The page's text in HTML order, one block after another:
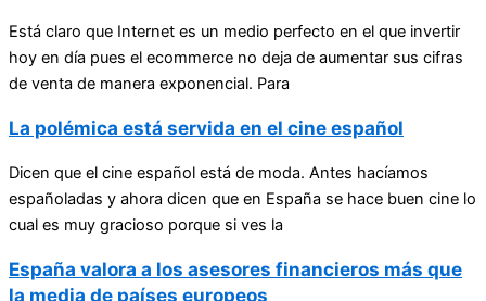
Está claro que Internet es un medio perfecto en el que invertir
hoy en día pues el ecommerce no deja de aumentar sus cifras
de venta de manera exponencial. Para
La polémica está servida en el cine español
Dicen que el cine español está de moda. Antes hacíamos
españoladas y ahora dicen que en España se hace buen cine lo
cual es muy gracioso porque si ves la
España valora a los asesores financieros más que
la media de países europeos